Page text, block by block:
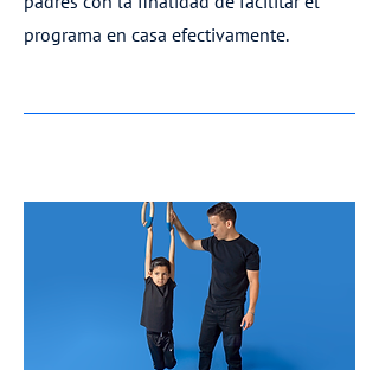
programa en casa efectivamente.